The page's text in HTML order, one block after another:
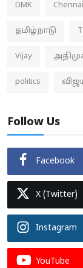
DMK Chennai
தமிழ்நாடு
Vijay
politics
Follow Us
Facebook
X (Twitter)
Instagram
YouTube